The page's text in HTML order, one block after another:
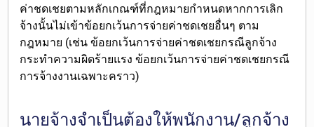
ค่าชดเชยตามหลักเกณฑ์ที่กฎหมายกำหนดหากการเลิก
จ้างนั้นไม่เข้าข้อยกเว้นการจ่ายค่าชดเชยอื่นๆ ตาม
กฎหมาย (เช่น ข้อยกเว้นการจ่ายค่าชดเชยกรณีลูกจ้าง
กระทำความผิดร้ายแรง ข้อยกเว้นการจ่ายค่าชดเชยกรณี
การจ้างงานเฉพาะคราว)
นายจ้างจำเป็นต้องให้พนักงาน/ลูกจ้าง